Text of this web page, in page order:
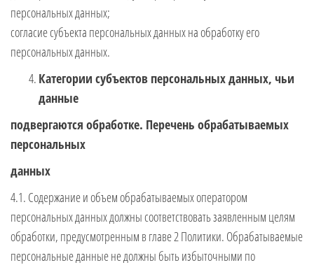
персональных данных;
согласие субъекта персональных данных на обработку его
персональных данных.
Категории субъектов персональных данных, чьи
данные
подвергаются обработке. Перечень обрабатываемых
персональных
данных
4.1. Содержание и объем обрабатываемых оператором
персональных данных должны соответствовать заявленным целям
обработки, предусмотренным в главе 2 Политики. Обрабатываемые
персональные данные не должны быть избыточными по